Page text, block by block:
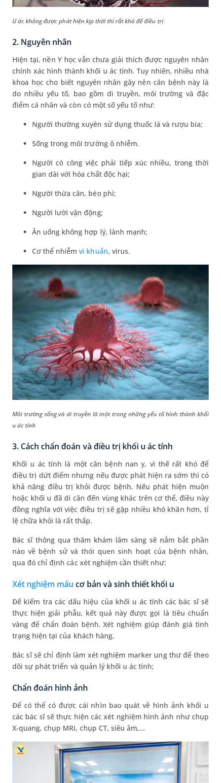
U ác không được phát hiện kịp thời thì rất khó để điều trị
2. Nguyên nhân
Hiện tại, nền Y học vẫn chưa giải thích được nguyên nhân
chính xác hình thành khối u ác tính. Tuy nhiên, nhiều nhà
khoa học cho biết nguyên nhân gây nên căn bệnh này là
do nhiều yếu tố, bao gồm di truyền, môi trường và đặc
điểm cá nhân và còn có một số yếu tố như:
Người thường xuyên sử dụng thuốc lá và rượu bia;
Sống trong môi trường ô nhiễm.
Người có công việc phải tiếp xúc nhiều, trong thời
gian dài với hóa chất độc hại;
Người thừa cân, béo phì;
Người lười vận động;
Ăn uống không hợp lý, lành mạnh;
Cơ thể nhiễmvi khuẩn, virus.
Môi trường sống và di truyền là một trong những yếu tố hình thành khối
u ác tính
3. Cách chẩn đoán và điều trị khối u ác tính
Khối u ác tính là một căn bệnh nan y, vì thế rất khó để
điều trị dứt điểm nhưng nếu được phát hiện ra sớm thì có
khả năng điều trị khỏi được bệnh. Nếu phát hiện muộn
hoặc khối u đã di căn đến vùng khác trên cơ thể, điều này
đồng nghĩa với việc điều trị sẽ gặp nhiều khó khăn hơn, tỉ
lệ chữa khỏi là rất thấp.
Bác sĩ thông qua thăm khám lâm sàng sẽ nắm bắt phần
nào về bệnh sử và thói quen sinh hoạt của bệnh nhân,
qua đó chỉ định các xét nghiệm cần thiết như:
Xét nghiệm máu cơ bản và sinh thiết khối u
Để kiểm tra các dấu hiệu của khối u ác tính các bác sĩ sẽ
thực hiện giải phẫu, kết quả này được gọi là tiêu chuẩn
vàng để chẩn đoán bệnh. Xét nghiệm giúp đánh giá tình
trạng hiện tại của khách hàng.
Bác sĩ sẽ chỉ định làm xét nghiệm marker ung thư để theo
dõi sự phát triển và quản lý khối u ác tính;
Chẩn đoán hình ảnh
Để có thể có được cái nhìn bao quát về hình ảnh khối u
các bác sĩ sẽ thực hiện các xét nghiệm hình ảnh như chụp
X-quang, chụp MRI, chụp CT, siêu âm,...